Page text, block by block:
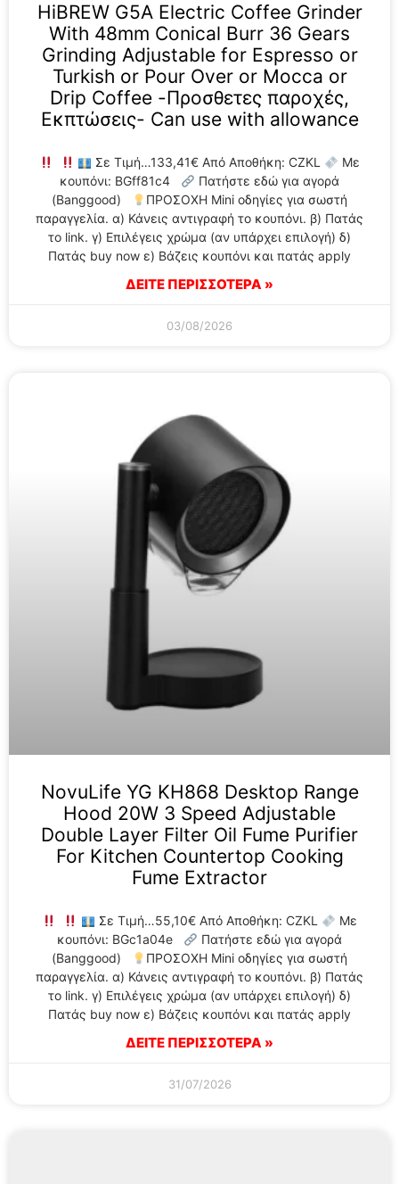
HiBREW G5A Electric Coffee Grinder
With 48mm Conical Burr 36 Gears
Grinding Adjustable for Espresso or
Turkish or Pour Over or Mocca or
Drip Coffee -Προσθετες παροχές,
Εκπτώσεις- Can use with allowance
Σε Τιμή…133,41€ Από Αποθήκη: CZKL
Με
κουπόνι: BGff81c4
Πατήστε εδώ για αγορά
(Banggood)
ΠΡΟΣΟΧΗ Mini οδηγίες για σωστή
παραγγελία. α) Κάνεις αντιγραφή το κουπόνι. β) Πατάς
το link. γ) Επιλέγεις χρώμα (αν υπάρχει επιλογή) δ)
Πατάς buy now ε) Βάζεις κουπόνι και πατάς apply
ΔΕΙΤΕ ΠΕΡΙΣΣΟΤΕΡΑ »
03/08/2026
NovuLife YG KH868 Desktop Range
Hood 20W 3 Speed Adjustable
Double Layer Filter Oil Fume Purifier
For Kitchen Countertop Cooking
Fume Extractor
Σε Τιμή…55,10€ Από Αποθήκη: CZKL
Με
κουπόνι: BGc1a04e
Πατήστε εδώ για αγορά
(Banggood)
ΠΡΟΣΟΧΗ Mini οδηγίες για σωστή
παραγγελία. α) Κάνεις αντιγραφή το κουπόνι. β) Πατάς
το link. γ) Επιλέγεις χρώμα (αν υπάρχει επιλογή) δ)
Πατάς buy now ε) Βάζεις κουπόνι και πατάς apply
ΔΕΙΤΕ ΠΕΡΙΣΣΟΤΕΡΑ »
31/07/2026